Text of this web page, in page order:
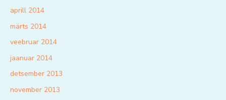
aprill 2014
märts 2014
veebruar 2014
jaanuar 2014
detsember 2013
november 2013